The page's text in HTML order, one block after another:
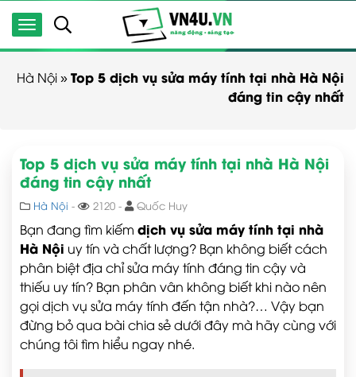
Hà Nội»Top 5 dịch vụ sửa máy tính tại nhà Hà Nội
đáng tin cậy nhất
Top 5 dịch vụ sửa máy tính tại nhà Hà Nội
đáng tin cậy nhất
Hà Nội - 2120 - Quốc Huy
Bạn đang tìm kiếm dịch vụ sửa máy tính tại nhà
Hà Nội uy tín và chất lượng? Bạn không biết cách
phân biệt địa chỉ sửa máy tính đáng tin cậy và
thiếu uy tín? Bạn phân vân không biết khi nào nên
gọi dịch vụ sửa máy tính đến tận nhà?… Vậy bạn
đừng bỏ qua bài chia sẻ dưới đây mà hãy cùng với
chúng tôi tìm hiểu ngay nhé.